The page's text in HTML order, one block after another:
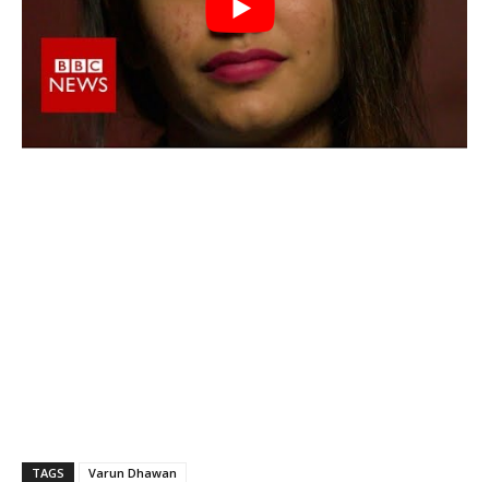
TAGS Varun Dhawan